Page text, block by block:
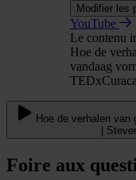
Modifier les
YouTube
Le contenu
Hoe de
vandaag
Hoe de verhalen van
|
Foire aux